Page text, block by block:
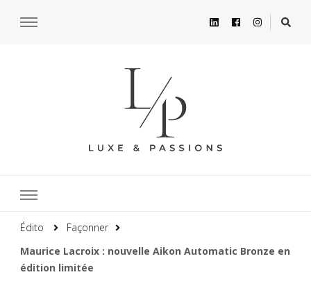
Édito
Façonner
Maurice Lacroix : nouvelle Aikon Automatic Bronze en
édition limitée